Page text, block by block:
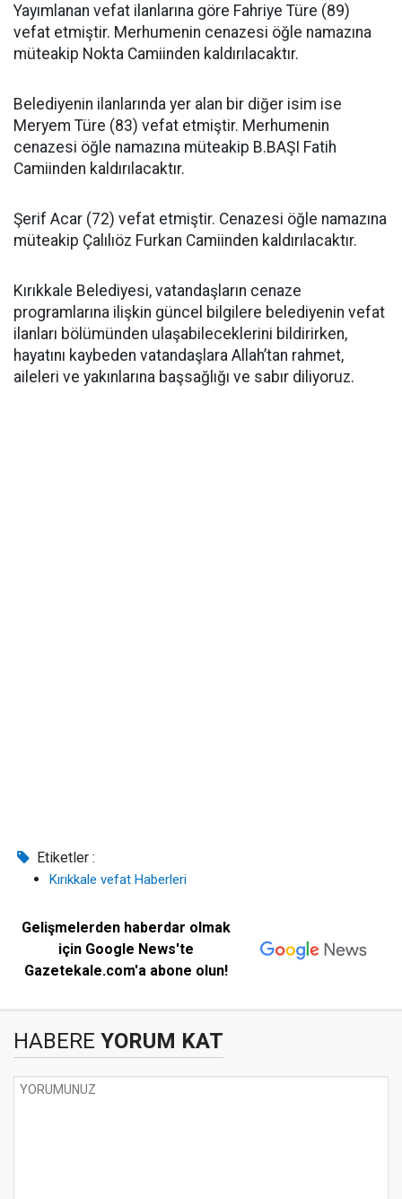
Yayımlanan vefat ilanlarına göre Fahriye Türe (89)
vefat etmiştir. Merhumenin cenazesi öğle namazına
müteakip Nokta Camiinden kaldırılacaktır.
Belediyenin ilanlarında yer alan bir diğer isim ise
Meryem Türe (83) vefat etmiştir. Merhumenin
cenazesi öğle namazına müteakip B.BAŞI Fatih
Camiinden kaldırılacaktır.
Şerif Acar (72) vefat etmiştir. Cenazesi öğle namazına
müteakip Çalılıöz Furkan Camiinden kaldırılacaktır.
Kırıkkale Belediyesi, vatandaşların cenaze
programlarına ilişkin güncel bilgilere belediyenin vefat
ilanları bölümünden ulaşabileceklerini bildirirken,
hayatını kaybeden vatandaşlara Allah’tan rahmet,
aileleri ve yakınlarına başsağlığı ve sabır diliyoruz.
Etiketler :
Kırıkkale vefat Haberleri
Gelişmelerden haberdar olmak
için Google News'te
Gazetekale.com'a abone olun!
HABERE YORUM KAT